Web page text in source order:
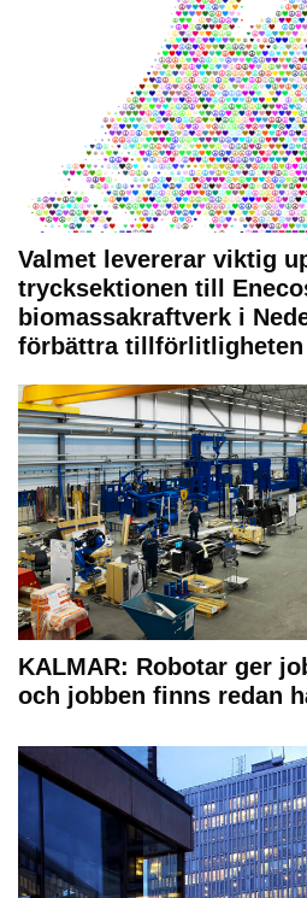
Valmet levererar viktig
trycksektionen till
biomassakraftverk i
förbättra tillförlitligheten
KALMAR: Robotar ger
och jobben finns redan